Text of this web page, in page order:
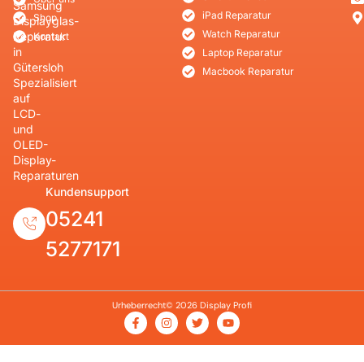
Samsung
Displayglas-
Reparatur
in
Gütersloh
Spezialisiert
auf
LCD-
und
OLED-
Display-
Reparaturen
Kundensupport
05241
5277171
Shop
Kontakt
iPad Reparatur
Watch Reparatur
Laptop Reparatur
Macbook Reparatur
Urheberrecht© 2026 Display Profi